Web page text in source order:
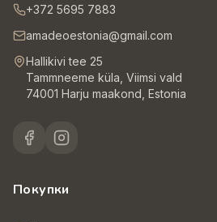
+372 5695 7883
amadeoestonia@gmail.com
Hallikivi tee 25
Tammneeme küla, Viimsi vald
74001 Harju maakond, Estonia
Покупки